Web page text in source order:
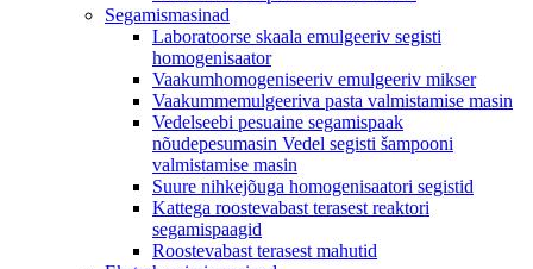
Segamismasinad
Laboratoorse skaala emulgeeriv segisti
homogenisaator
Vaakumhomogeniseeriv emulgeeriv mikser
Vaakummemulgeeriva pasta valmistamise masin
Vedelseebi pesuaine segamispaak
nõudepesumasin Vedel segisti šampooni
valmistamise masin
Suure nihkejõuga homogenisaatori segistid
Kattega roostevabast terasest reaktori
segamispaagid
Roostevabast terasest mahutid